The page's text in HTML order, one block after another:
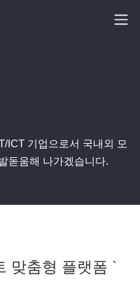
ICT 기업으로서 국내외 모
돋움해 나가겠습니다.
맞춤형 플랫폼 `